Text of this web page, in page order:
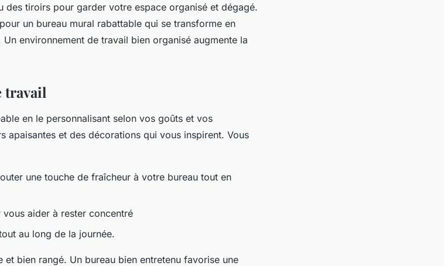
des tiroirs pour garder votre espace organisé et dégagé.
un bureau mural rabattable qui se transforme en
environnement de travail bien organisé augmente la
travail
en le personnalisant selon vos goûts et vos
apaisantes et des décorations qui vous inspirent. Vous
une touche de fraîcheur à votre bureau tout en
aider à rester concentré
au long de la journée.
bien rangé. Un bureau bien entretenu favorise une